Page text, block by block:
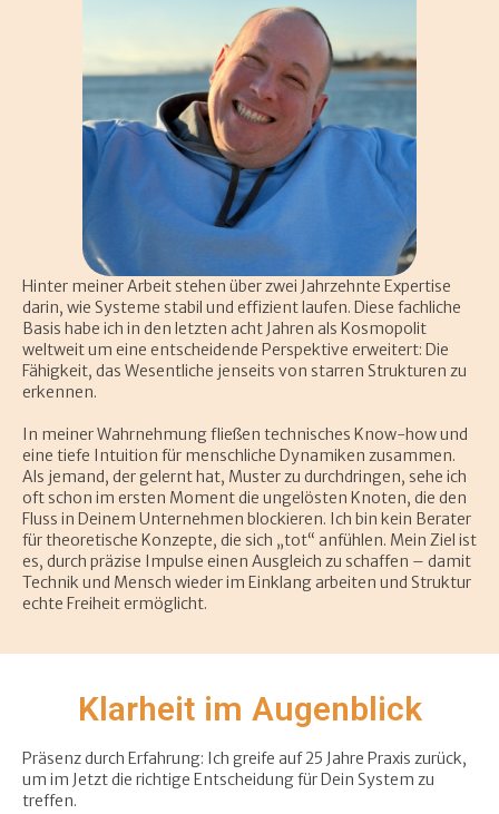
Hinter meiner Arbeit stehen über zwei Jahrzehnte Expertise
darin, wie Systeme stabil und effizient laufen. Diese fachliche
Basis habe ich in den letzten acht Jahren als Kosmopolit
weltweit um eine entscheidende Perspektive erweitert: Die
Fähigkeit, das Wesentliche jenseits von starren Strukturen zu
erkennen.
In meiner Wahrnehmung fließen technisches Know-how und
eine tiefe Intuition für menschliche Dynamiken zusammen.
Als jemand, der gelernt hat, Muster zu durchdringen, sehe ich
oft schon im ersten Moment die ungelösten Knoten, die den
Fluss in Deinem Unternehmen blockieren. Ich bin kein Berater
für theoretische Konzepte, die sich „tot“ anfühlen. Mein Ziel ist
es, durch präzise Impulse einen Ausgleich zu schaffen – damit
Technik und Mensch wieder im Einklang arbeiten und Struktur
echte Freiheit ermöglicht.
Klarheit im Augenblick
Präsenz durch Erfahrung: Ich greife auf 25 Jahre Praxis zurück,
um im Jetzt die richtige Entscheidung für Dein System zu
treffen.